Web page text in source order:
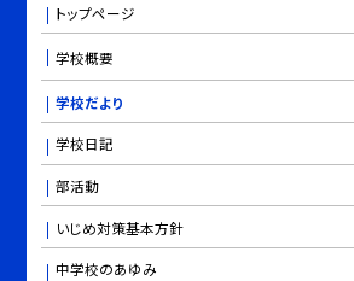
トップページ
学校概要
学校だより
学校日記
部活動
いじめ対策基本方針
中学校のあゆみ